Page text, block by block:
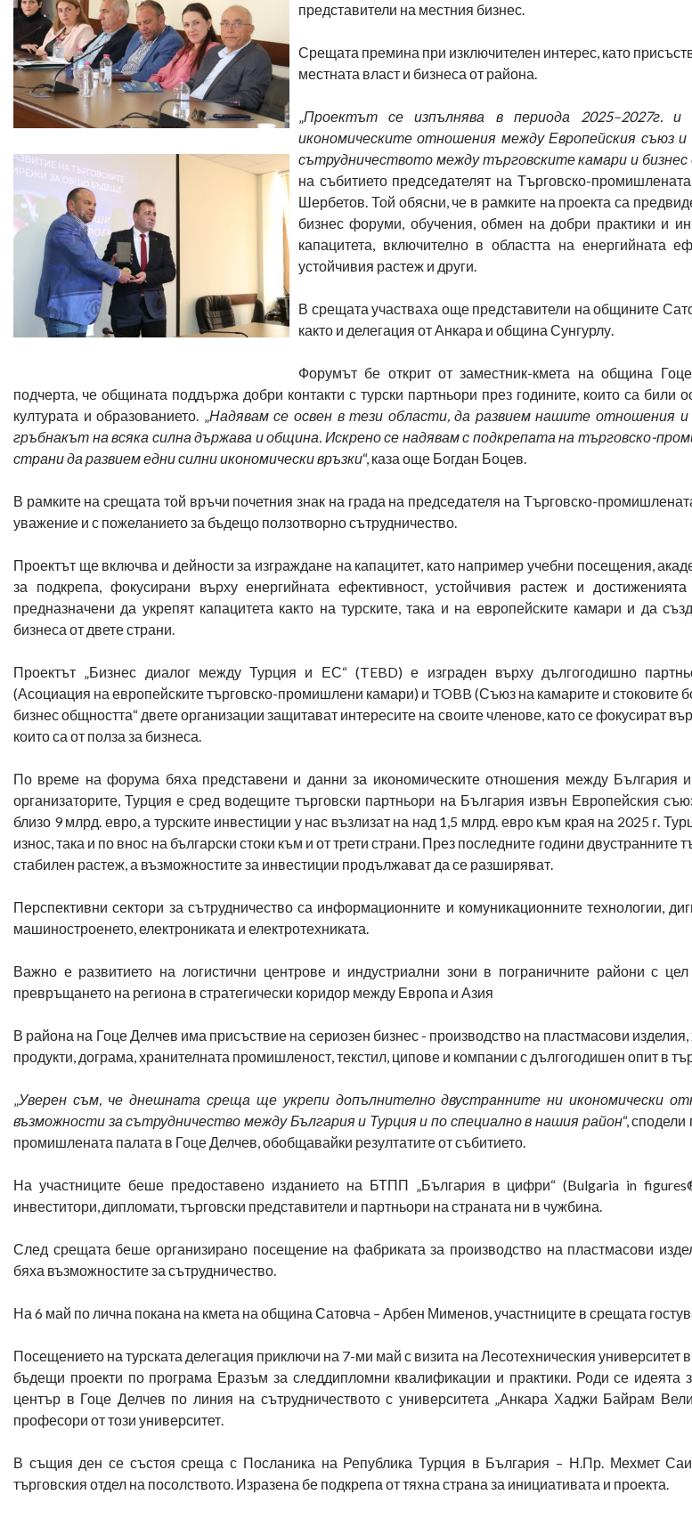
представители на местния бизнес.
Срещата премина при изключителен интерес, като
местната власт и бизнеса от района.
„Проектът се изпълнява в периода 2025–2027г.
икономическите отношения между Европейския съюз и
сътрудничеството между търговските камари и
на събитието председателят на Търговско-
Шербетов. Той обясни, че в рамките на проекта са
бизнес форуми, обучения, обмен на добри практики и
капацитета, включително в областта на енергийната
устойчивия растеж и други.
В срещата участваха още представители на общините
както и делегация от Анкара и община Сунгурлу.
Форумът бе открит от заместник-кмета на община
подчерта, че общината поддържа добри контакти с турски партньори през годините, които са били
културата и образованието. „Надявам се освен в тези области, да развием нашите отношения
гръбнакът на всяка силна държава и община. Искрено се надявам с подкрепата на търговско-
страни да развием едни силни икономически връзки“, каза още Богдан Боцев.
В рамките на срещата той връчи почетния знак на града на председателя на Търговско-
уважение и с пожеланието за бъдещо ползотворно сътрудничество.
Проектът ще включва и дейности за изграждане на капацитет, като например учебни посещения,
за подкрепа, фокусирани върху енергийната ефективност, устойчивия растеж и
предназначени да укрепят капацитета както на турските, така и на европейските камари и да
бизнеса от двете страни.
Проектът „Бизнес диалог между Турция и ЕС“ (TEBD) е изграден върху дългогодишно
(Асоциация на европейските търговско-промишлени камари) и TOBB (Съюз на камарите и стоковите
бизнес общността“ двете организации защитават интересите на своите членове, като се фокусират
които са от полза за бизнеса.
По време на форума бяха представени и данни за икономическите отношения между България
организаторите, Турция е сред водещите търговски партньори на България извън Европейския
близо 9 млрд. евро, а турските инвестиции у нас възлизат на над 1,5 млрд. евро към края на 2025 г.
износ, така и по внос на български стоки към и от трети страни. През последните години двустранните
стабилен растеж, а възможностите за инвестиции продължават да се разширяват.
Перспективни сектори за сътрудничество са информационните и комуникационните технологии,
машиностроенето, електрониката и електротехниката.
Важно е развитието на логистични центрове и индустриални зони в пограничните райони с
превръщането на региона в стратегически коридор между Европа и Азия
В района на Гоце Делчев има присъствие на сериозен бизнес - производство на пластмасови изделия,
продукти, дограма, хранителната промишленост, текстил, ципове и компании с дългогодишен опит в
„Уверен съм, че днешната среща ще укрепи допълнително двустранните ни икономически
възможности за сътрудничество между България и Турция и по специално в нашия район“,
промишлената палата в Гоце Делчев, обобщавайки резултатите от събитието.
На участниците беше предоставено изданието на БТПП „България в цифри“ (Bulgaria in
инвеститори, дипломати, търговски представители и партньори на страната ни в чужбина.
След срещата беше организирано посещение на фабриката за производство на пластмасови
бяха възможностите за сътрудничество.
На 6 май по лична покана на кмета на община Сатовча – Арбен Мименов, участниците в срещата
Посещението на турската делегация приключи на 7-ми май с визита на Лесотехническия университет
бъдещи проекти по програма Еразъм за следдипломни квалификации и практики. Роди се идеята
център в Гоце Делчев по линия на сътрудничеството с университета „Анкара Хаджи Байрам
професори от този университет.
В същия ден се състоя среща с Посланика на Република Турция в България – Н.Пр. Мехмет
търговския отдел на посолството. Изразена бе подкрепа от тяхна страна за инициативата и проекта.